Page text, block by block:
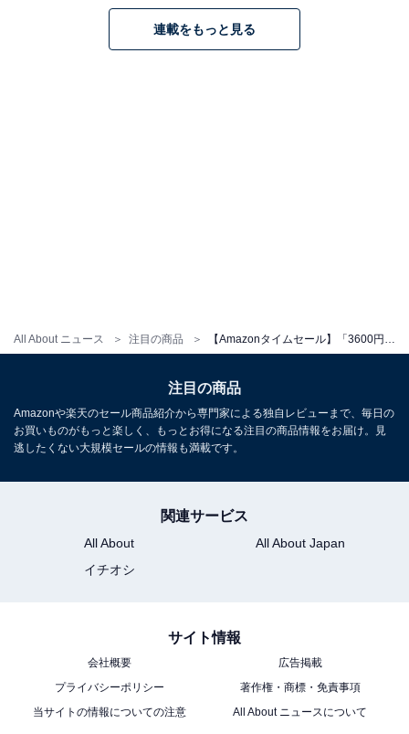
All About ニュース 注目の商品
Bose QuietComfort Ultra Earbuds LE (第2世代) ワイヤ
ノイズキャンセリング 完全ワイヤレス イヤホン 最長8.5
時間連続再生 急速充電 ブラック
Amazonで見る
Bose「Ultra Open Earbuds」
Bose Ultra Open Earbuds 空間オーディオ イヤホン オ
最大7.5時間再生 防滴 ブラック
連載をもっと見る
注目の商品
Amazonや楽天のセール商品紹介から専門家による独自レビューまで、毎日の
お買いものがもっと楽しく、もっとお得になる注目の商品情報をお届け。見
逃したくない大規模セールの情報も満載です。
関連サービス
All About
All About Japan
イチオシ
サイト情報
会社概要
広告掲載
プライバシーポリシー
著作権・商標・免責事項
当サイトの情報についての注意
All About ニュースについて